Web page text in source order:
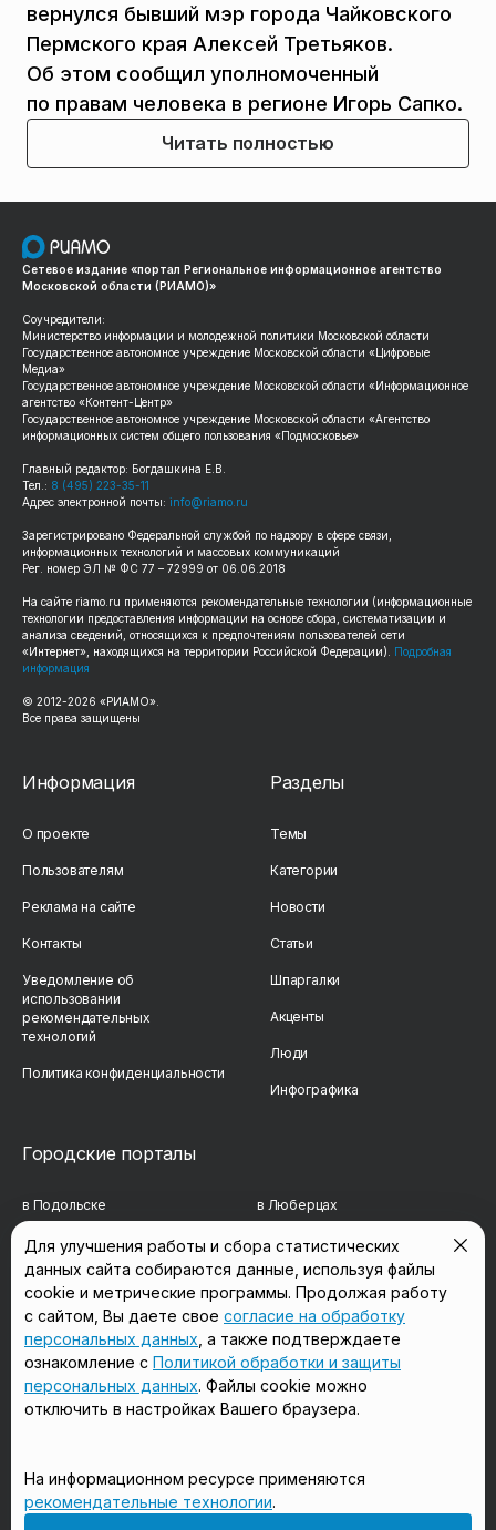
вернулся бывший мэр города Чайковского
Пермского края Алексей Третьяков.
Об этом сообщил уполномоченный
по правам человека в регионе Игорь Сапко.
Читать полностью
Сетевое издание «портал Региональное информационное агентство
Московской области (РИАМО)»
Соучредители:
Министерство информации и молодежной политики Московской области
Государственное автономное учреждение Московской области «Цифровые
Медиа»
Государственное автономное учреждение Московской области «Информационное
агентство «Контент-Центр»
Государственное автономное учреждение Московской области «Агентство
информационных систем общего пользования «Подмосковье»
Главный редактор: Богдашкина Е.В.
Тел.: 8 (495) 223-35-11
Адрес электронной почты: info@riamo.ru
Зарегистрировано Федеральной службой по надзору в сфере связи,
информационных технологий и массовых коммуникаций
Рег. номер ЭЛ № ФС 77 – 72999 от 06.06.2018
На сайте riamo.ru применяются рекомендательные технологии (информационные
технологии предоставления информации на основе сбора, систематизации и
анализа сведений, относящихся к предпочтениям пользователей сети
«Интернет», находящихся на территории Российской Федерации).
Подробная
информация
© 2012-2026 «РИАМО».
Все права защищены
Информация
О проекте
Пользователям
Реклама на сайте
Контакты
Уведомление об
использовании
рекомендательных
технологий
Политика конфиденциальности
Разделы
Темы
Категории
Новости
Статьи
Шпаргалки
Акценты
Люди
Инфографика
Городские порталы
в Подольске в Люберцах
в Мытищах в Красногорске
в Реутове в Королёве
в Балашихе в Домодедово
в Сергиевом Посаде в Щёлково
Мы в соцсетях
Для улучшения работы и сбора статистических
данных сайта собираются данные, используя файлы
cookie и метрические программы. Продолжая работу
с сайтом, Вы даете свое согласие на обработку
персональных данных , а также подтверждаете
ознакомление с Политикой обработки и защиты
персональных данных. Файлы cookie можно
отключить в настройках Вашего браузера.
На информационном ресурсе применяются
рекомендательные технологии.